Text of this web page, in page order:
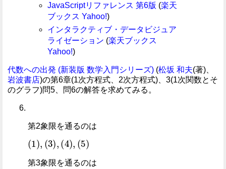
JavaScriptリファレンス 第6版 (楽天
ブックス Yahoo!)
インタラクティブ・データビジュア
ライゼーション (楽天ブックス
Yahoo!)
代数への出発 (新装版 数学入門シリーズ) (松坂 和夫(著)、
岩波書店)の第6章(1次方程式、2次方程式)、3(1次関数とそ
のグラフ)問5、問6の解答を求めてみる。
第2象限を通るのは
1, 3 4,5
第3象限を通るのは